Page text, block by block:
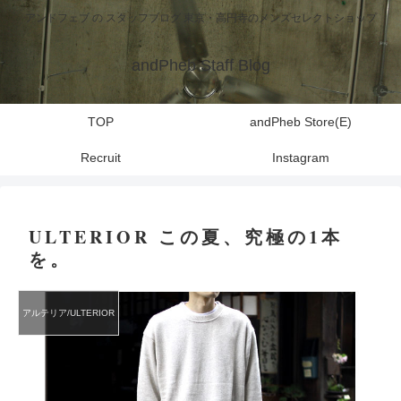
アンドフェブ の スタッフブログ 東京・高円寺のメンズセレクトショップ
andPheb Staff Blog
TOP andPheb Store(E)
Recruit Instagram
ULTERIOR この夏、究極の1本
を。
アルテリア/ULTERIOR